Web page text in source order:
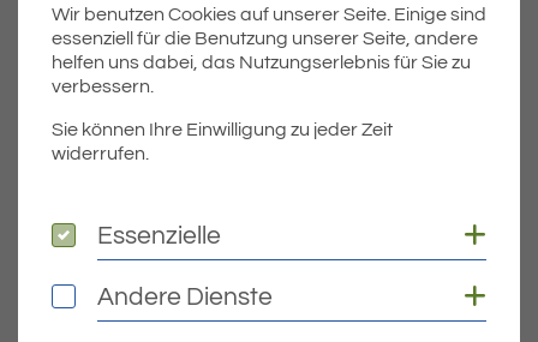
Dateiname
Dateityp PDF
DOWNLOAD
Wir benutzen Cookies auf unserer Seite. Einige sind
essenziell für die Benutzung unserer Seite, andere
helfen uns dabei, das Nutzungserlebnis für Sie zu
verbessern.
Sie können Ihre Einwilligung zu jeder Zeit
widerrufen.
Essenzielle
Essenzielle
Andere Dienste
Andere Dienste